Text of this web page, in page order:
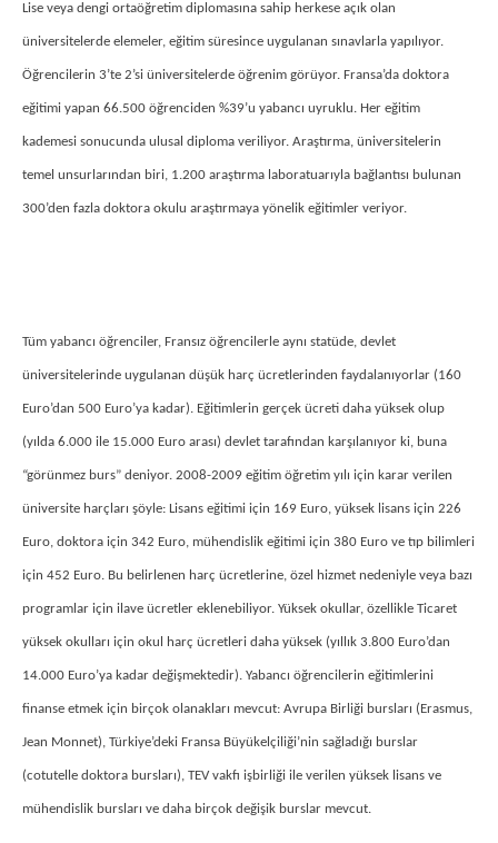
Lise veya dengi ortaöğretim diplomasına sahip herkese açık olan
üniversitelerde elemeler, eğitim süresince uygulanan sınavlarla yapılıyor.
Öğrencilerin 3’te 2’si üniversitelerde öğrenim görüyor. Fransa’da doktora
eğitimi yapan 66.500 öğrenciden %39’u yabancı uyruklu. Her eğitim
kademesi sonucunda ulusal diploma veriliyor. Araştırma, üniversitelerin
temel unsurlarından biri, 1.200 araştırma laboratuarıyla bağlantısı bulunan
300’den fazla doktora okulu araştırmaya yönelik eğitimler veriyor.
Tüm yabancı öğrenciler, Fransız öğrencilerle aynı statüde, devlet
üniversitelerinde uygulanan düşük harç ücretlerinden faydalanıyorlar (160
Euro’dan 500 Euro’ya kadar). Eğitimlerin gerçek ücreti daha yüksek olup
(yılda 6.000 ile 15.000 Euro arası) devlet tarafından karşılanıyor ki, buna
“görünmez burs” deniyor. 2008-2009 eğitim öğretim yılı için karar verilen
üniversite harçları şöyle: Lisans eğitimi için 169 Euro, yüksek lisans için 226
Euro, doktora için 342 Euro, mühendislik eğitimi için 380 Euro ve tıp bilimleri
için 452 Euro. Bu belirlenen harç ücretlerine, özel hizmet nedeniyle veya bazı
programlar için ilave ücretler eklenebiliyor. Yüksek okullar, özellikle Ticaret
yüksek okulları için okul harç ücretleri daha yüksek (yıllık 3.800 Euro’dan
14.000 Euro’ya kadar değişmektedir). Yabancı öğrencilerin eğitimlerini
finanse etmek için birçok olanakları mevcut: Avrupa Birliği bursları (Erasmus,
Jean Monnet), Türkiye’deki Fransa Büyükelçiliği’nin sağladığı burslar
(cotutelle doktora bursları), TEV vakfı işbirliği ile verilen yüksek lisans ve
mühendislik bursları ve daha birçok değişik burslar mevcut.